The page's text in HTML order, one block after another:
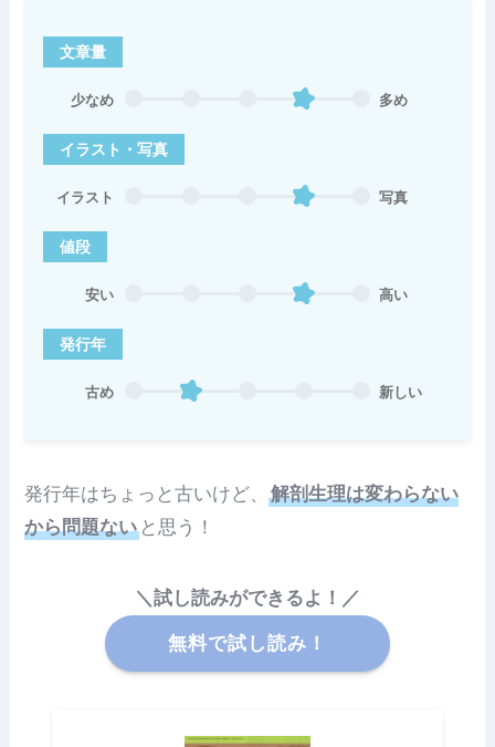
文章量
少なめ 多め
イラスト・写真
イラスト 写真
値段
安い 高い
発行年
古め 新しい
発行年はちょっと古いけど、解剖生理は変わらない
から問題ない と思う！
＼試し読みができるよ！／
無料で試し読み！